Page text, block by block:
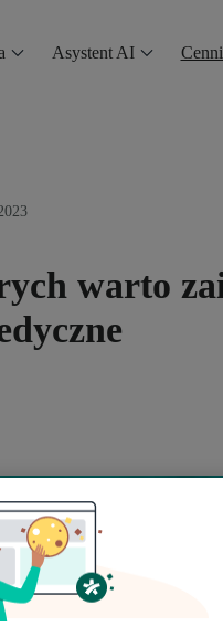
Asystent AI
warto